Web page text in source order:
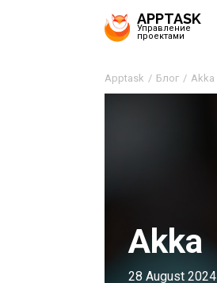
APPTASK
Управление
проектами
Apptask Блог Akka
Akka
28 August 2024